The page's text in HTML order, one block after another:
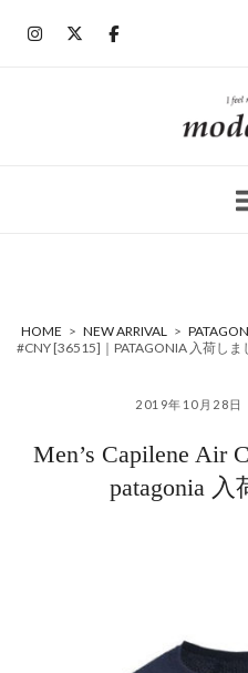
HOME > NEW ARRIVAL >
#CNY [36515]｜PATAGONIA 入荷しま
2019年10月28日
Men’s Capilene Air
patagonia 入